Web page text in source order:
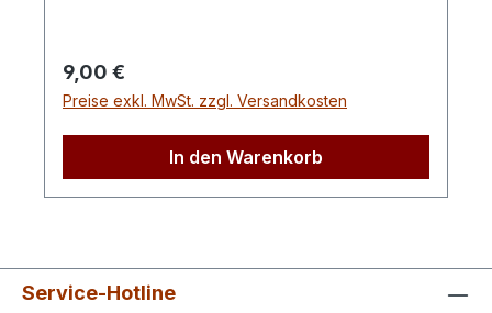
Regulärer Preis:
9,00 €
Preise exkl. MwSt. zzgl. Versandkosten
In den Warenkorb
Service-Hotline